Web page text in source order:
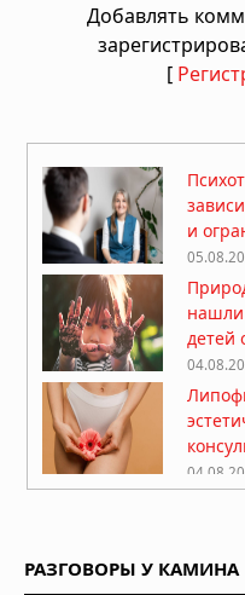
Добавлять
[
и
детей
РАЗГОВОРЫ У КАМИНА